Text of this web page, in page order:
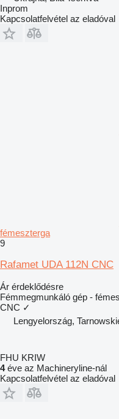
Inprom
Kapcsolatfelvétel az eladóval
fémeszterga
9
Rafamet UDA 112N CNC
Ár érdeklődésre
Fémmegmunkáló gép -
CNC ✓
Lengyelország,
FHU KRIW
4éve az Machineryline-nál
Kapcsolatfelvétel az eladóval